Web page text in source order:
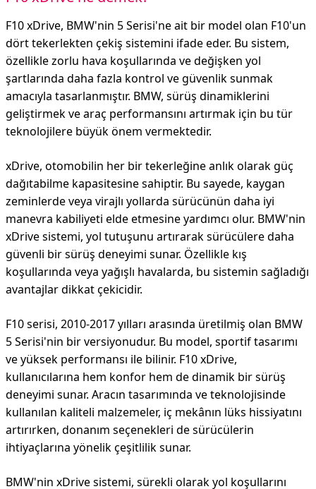
F10 xDrive, BMW'nin 5 Serisi'ne ait bir model olan F10'un
dört tekerlekten çekiş sistemini ifade eder. Bu sistem,
özellikle zorlu hava koşullarında ve değişken yol
şartlarında daha fazla kontrol ve güvenlik sunmak
amacıyla tasarlanmıştır. BMW, sürüş dinamiklerini
geliştirmek ve araç performansını artırmak için bu tür
teknolojilere büyük önem vermektedir.
xDrive, otomobilin her bir tekerleğine anlık olarak güç
dağıtabilme kapasitesine sahiptir. Bu sayede, kaygan
zeminlerde veya virajlı yollarda sürücünün daha iyi
manevra kabiliyeti elde etmesine yardımcı olur. BMW'nin
xDrive sistemi, yol tutuşunu artırarak sürücülere daha
güvenli bir sürüş deneyimi sunar. Özellikle kış
koşullarında veya yağışlı havalarda, bu sistemin sağladığı
avantajlar dikkat çekicidir.
F10 serisi, 2010-2017 yılları arasında üretilmiş olan BMW
5 Serisi'nin bir versiyonudur. Bu model, sportif tasarımı
ve yüksek performansı ile bilinir. F10 xDrive,
kullanıcılarına hem konfor hem de dinamik bir sürüş
deneyimi sunar. Aracın tasarımında ve teknolojisinde
kullanılan kaliteli malzemeler, iç mekânın lüks hissiyatını
artırırken, donanım seçenekleri de sürücülerin
ihtiyaçlarına yönelik çeşitlilik sunar.
BMW'nin xDrive sistemi, sürekli olarak yol koşullarını